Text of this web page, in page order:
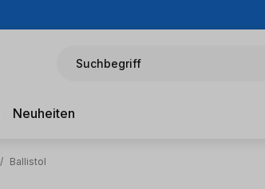
Suchbegriff
Neuheiten
/ Ballistol